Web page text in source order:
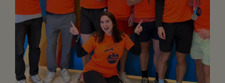
JE DEVIENS
BÉNÉVOLE
DEVENIR
UN PETIT PRINCE